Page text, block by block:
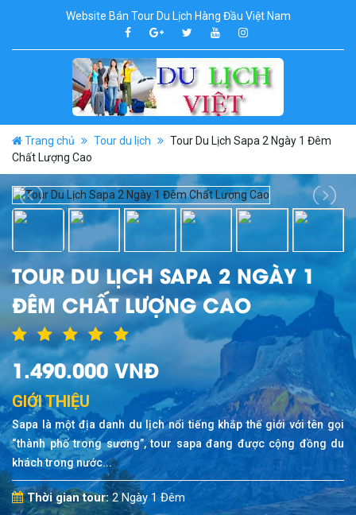
Website Bán Tour Du Lịch Hàng Đầu Việt Nam
Trang chủ Tour du lịch
Tour Du Lịch Sapa 2 Ngày 1 Đêm
Chất Lượng Cao
TOUR DU LỊCH SAPA 2 NGÀY 1
ĐÊM CHẤT LƯỢNG CAO
1.490.000 VNĐ
GIỚI THIỆU
Sapa là một địa danh du lịch nổi tiếng khắp thế giới với tên gọi
“thành phố trong sương”, tour sapa đang được cộng đồng du
khách trong nước...
Thời gian tour:2 Ngày 1 Đêm